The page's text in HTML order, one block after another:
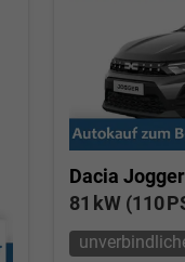
Dacia Jogger
81 kW (110